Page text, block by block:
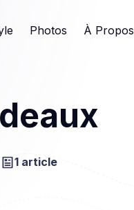
Photos À Propos
1 article